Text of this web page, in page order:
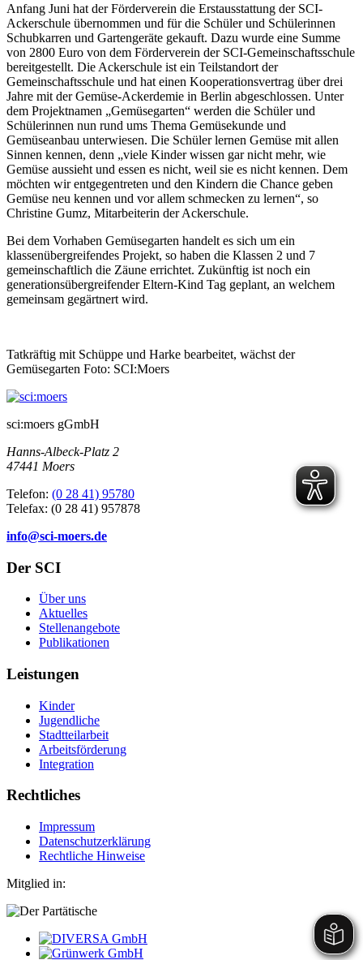
Anfang Juni hat der Förderverein die Erstausstattung der SCI-
Ackerschule übernommen und für die Schüler und Schülerinnen
Schubkarren und Gartengeräte gekauft. Dazu wurde eine Summe
von 2800 Euro von dem Förderverein der SCI-Gemeinschaftsschule
bereitgestellt. Die Ackerschule ist ein Teilstandort der
Gemeinschaftsschule und hat einen Kooperationsvertrag über drei
Jahre mit der Gemüse-Ackerdemie in Berlin abgeschlossen. Unter
dem Projektnamen „Gemüsegarten“ werden die Schüler und
Schülerinnen nun rund ums Thema Gemüsekunde und
Gemüseanbau unterwiesen. Die Schüler lernen Gemüse mit allen
Sinnen kennen, denn „viele Kinder wissen gar nicht mehr, wie
Gemüse aussieht und essen es nicht, weil sie es nicht kennen. Dem
möchten wir entgegentreten und den Kindern die Chance geben
Gemüse neu kennen und vor allem schmecken zu lernen“, so
Christine Gumz, Mitarbeiterin der Ackerschule.
Bei dem Vorhaben Gemüsegarten handelt es sich um ein
klassenübergreifendes Projekt, so haben die Klassen 2 und 7
gemeinschaftlich die Zäune errichtet. Zukünftig ist noch ein
generationsübergreifender Eltern-Kind Tag geplant, an welchem
gemeinsam gegärtnert wird.
Tatkräftig mit Schüppe und Harke bearbeitet, wächst der
Gemüsegarten Foto: SCI:Moers
sci:moers gGmbH
Hanns-Albeck-Platz 2
47441 Moers
Telefon: (0 28 41) 95780
Telefax: (0 28 41) 957878
info@sci-moers.de
Der SCI
Über uns
Aktuelles
Stellenangebote
Publikationen
Leistungen
Kinder
Jugendliche
Stadtteilarbeit
Arbeitsförderung
Integration
Rechtliches
Impressum
Datenschutzerklärung
Rechtliche Hinweise
Mitglied in: